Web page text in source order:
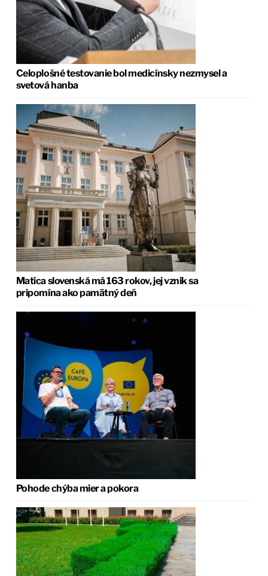
Celoplošné testovanie bol medicínsky nezmysel a
svetová hanba
Matica slovenská má 163 rokov, jej vznik sa
pripomína ako pamätný deň
Pohode chýba mier a pokora